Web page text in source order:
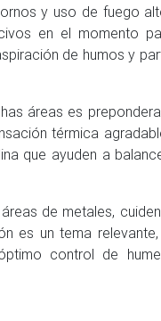
y uso de fuego
en el momento
de humos y
áreas es
térmica
que ayuden a
de metales,
es un tema
control de